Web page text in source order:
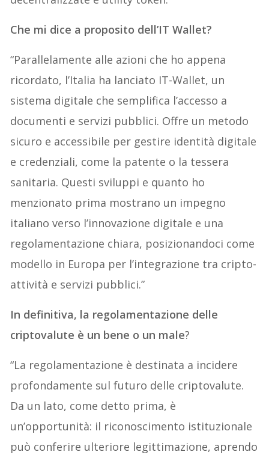
Che mi dice a proposito dell’IT Wallet?
“Parallelamente alle azioni che ho appena
ricordato, l’Italia ha lanciato IT-Wallet, un
sistema digitale che semplifica l’accesso a
documenti e servizi pubblici. Offre un metodo
sicuro e accessibile per gestire identità digitale
e credenziali, come la patente o la tessera
sanitaria. Questi sviluppi e quanto ho
menzionato prima mostrano un impegno
italiano verso l’innovazione digitale e una
regolamentazione chiara, posizionandoci come
modello in Europa per l’integrazione tra cripto-
attività e servizi pubblici.”
In definitiva, la regolamentazione delle
criptovalute è un bene o un male?
“La regolamentazione è destinata a incidere
profondamente sul futuro delle criptovalute.
Da un lato, come detto prima, è
un’opportunità: il riconoscimento istituzionale
può conferire ulteriore legittimazione, aprendo